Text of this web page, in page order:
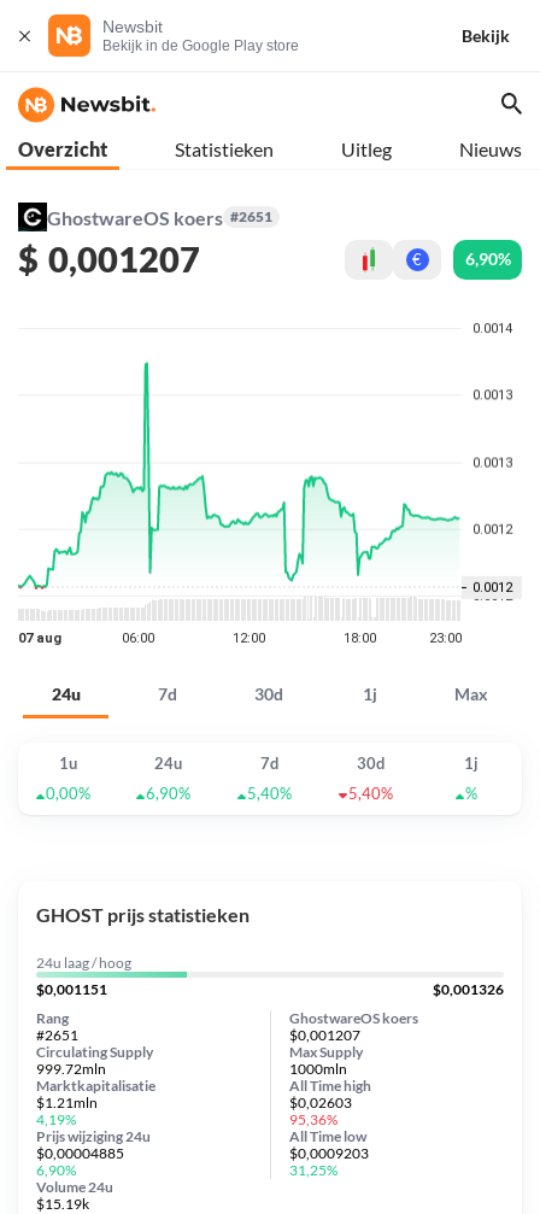
Newsbit
Bekijk in de Google Play store
Bekijk
Overzicht Statistieken Uitleg Nieuws
GhostwareOS koers #2651
$ 0,001207 € 6,90%
24u 7d 30d 1j Max
1u 24u 7d 30d
1j
0,00%
6,90% 5,40% 5,40% %
GHOST prijs statistieken
24u laag / hoog
$0,001151
$0,001326
GhostwareOS koers
$0,001207
Circulating Supply
999.72mln
Prijs wijziging 24u
$0,00004885
6,90%
Max Supply
1000mln
Marktkapitalisatie
$1.21mln
4,19%
Volume 24u
$15.19k
Rang
#2651
All Timehigh
$0,02603
95,36%
All Time low
$0,0009203
31,25%